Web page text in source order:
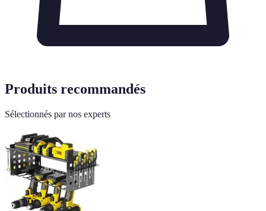
Produits recommandés
Sélectionnés par nos experts